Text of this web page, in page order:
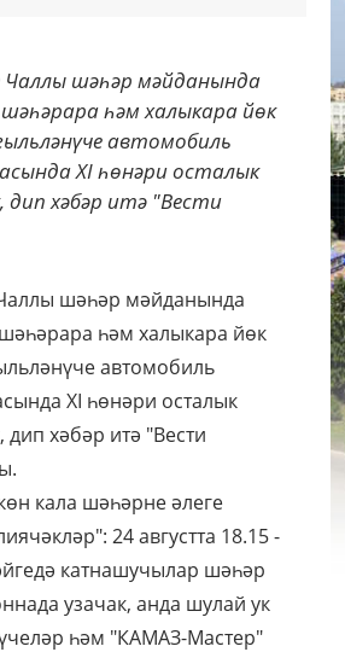
Чаллы шәһәр мәйданында
һәм халыкара йөк
автомобиль
ХI һөнәри осталык
дип хәбәр итә "Вести
шәһәр мәйданында
һәм халыкара йөк
автомобиль
ХI һөнәри осталык
дип хәбәр итә "Вести
кала шәһәрне әлеге
24 августта 18.15 -
катнашучылар шәһәр
узачак, анда шулай ук
һәм "КАМАЗ-Мастер"